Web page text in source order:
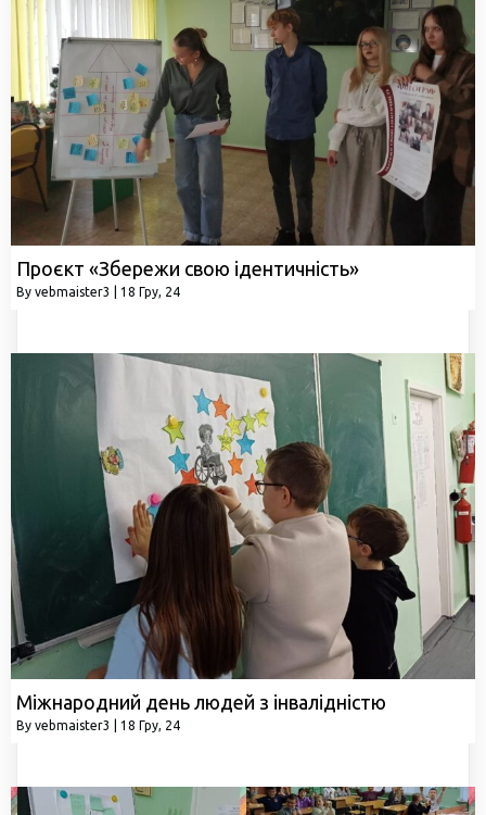
Проєкт «Збережи свою ідентичність»
By vebmaister3 18 Гру, 24
Міжнародний день людей з інвалідністю
By vebmaister3 18 Гру, 24